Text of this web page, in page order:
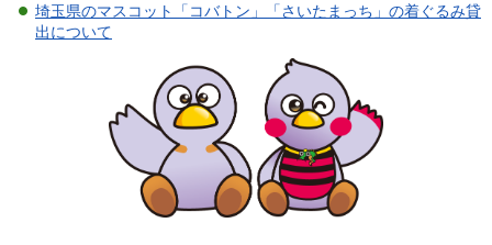
埼玉県のマスコット「コバトン」「さいたまっち」の着ぐるみ貸
出について